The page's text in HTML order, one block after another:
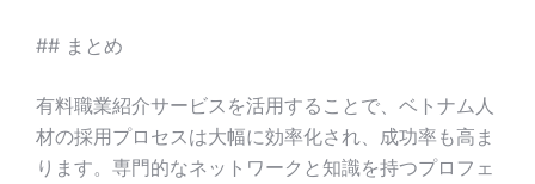
## まとめ
有料職業紹介サービスを活用することで、ベトナム人
材の採用プロセスは大幅に効率化され、成功率も高ま
ります。専門的なネットワークと知識を持つプロフェ